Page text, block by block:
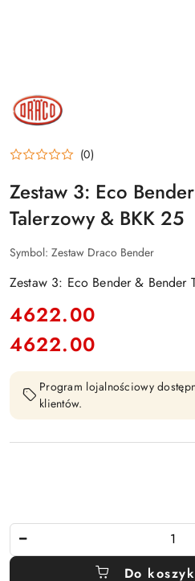
(0)
Zestaw 3: Eco
Talerzowy & BKK 25
Symbol: Zestaw Draco Bender
Zestaw 3: Eco Bender & Bender
cena:
4622.00
Cena:
4622.00
Program lojalnościowy
klientów.
Do